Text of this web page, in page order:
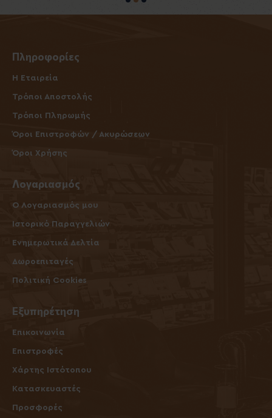
Πληροφορίες
Η Εταιρεία
Τρόποι Αποστολής
Τρόποι Πληρωμής
Όροι Επιστροφών / Ακυρώσεων
Όροι Χρήσης
Λογαριασμός
O Λογαριασμός μου
Ιστορικό Παραγγελιών
Ενημερωτικά Δελτία
Δωροεπιταγές
Πολιτική Cookies
Εξυπηρέτηση
Επικοινωνία
Επιστροφές
Χάρτης Ιστότοπου
Κατασκευαστές
Προσφορές